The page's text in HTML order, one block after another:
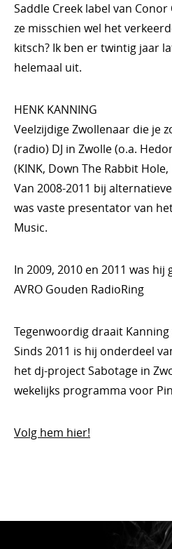
Saddle Creek label van
ze misschien wel het
kitsch? Ik ben er twintig jaar
helemaal uit.
HENK KANNING
Veelzijdige Zwollenaar die je
(radio) DJ in Zwolle (o.a.
(KINK, Down The Rabbit
Van 2008-2011 bij
was vaste presentator van
Music.
In 2009, 2010 en 2011 was
AVRO Gouden RadioRing
Tegenwoordig draait
Sinds 2011 is hij onderdeel
het dj-project Sabotage in
wekelijks programma voor
Volg hem hier!